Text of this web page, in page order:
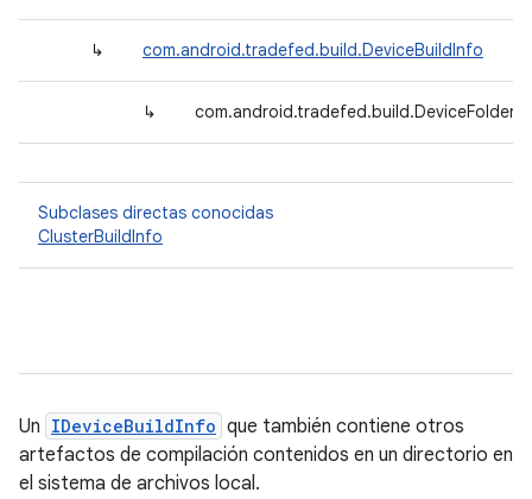
↳ com.android.tradefed.build.DeviceBuildInfo
↳
Subclases directas conocidas
ClusterBuildInfo
Un IDeviceBuildInfo que también contiene otros
artefactos de compilación contenidos en un directorio en
el sistema de archivos local.